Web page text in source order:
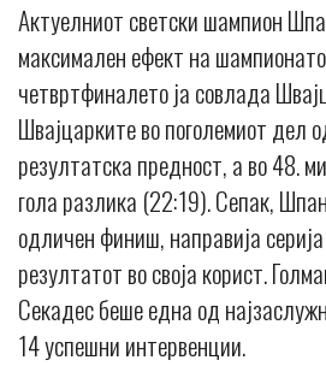
Актуелниот светски шампион
максимален ефект на
четвртфиналето ја совлада
Швајцарките во поголемиот дел
резултатска предност, а во 48.
гола разлика (22:19). Сепак,
одличен финиш, направија
резултатот во своја корист.
Секадес беше една од
14 успешни интервенции.